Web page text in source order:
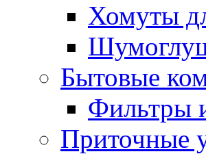
Хомуты
Бытовые
Фильтры
Приточные